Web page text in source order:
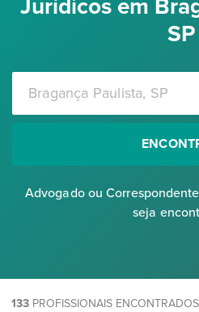
Jurídicos em
SP
Advogado ou
seja
133PROFISSIONAIS